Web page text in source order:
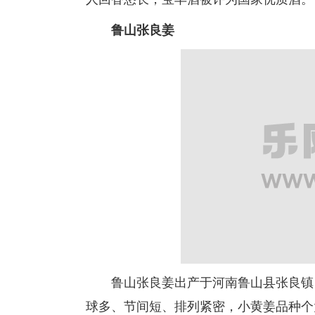
鲁山张良姜
鲁山张良姜出产于河南鲁山县张良镇
球多、节间短、排列紧密，小黄姜品种